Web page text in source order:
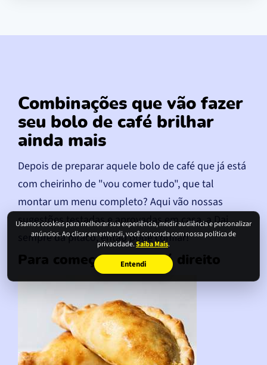
Usamos cookies para melhorar sua experiência, medir audiência e personalizar
anúncios. Ao clicar em entendi, você concorda com nossa política de
privacidade.Saiba Mais.
Entendi
Combinações que vão fazer
seu bolo de café brilhar
ainda mais
Depois de preparar aquele bolo de café que já está
com cheirinho de "vou comer tudo", que tal
montar um menu completo? Aqui vão nossas
sugestões testadas e aprovadas em casa, a Dai
sempre dá pitaco, então pode confiar!
Para começar com o pé direito